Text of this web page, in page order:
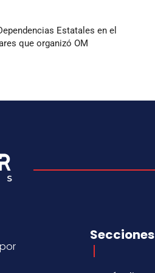
Estatales en el
que organizó OM
Secciones